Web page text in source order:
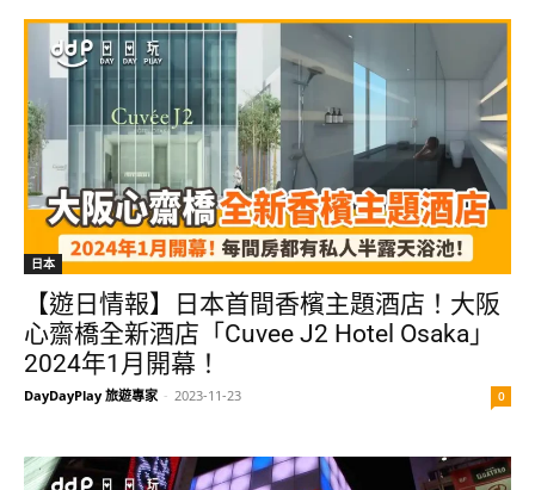
日本
【遊日情報】日本首間香檳主題酒店！大阪
心齋橋全新酒店「Cuvee J2 Hotel Osaka」
2024年1月開幕！
DayDayPlay 旅遊專家 - 2023-11-23 0